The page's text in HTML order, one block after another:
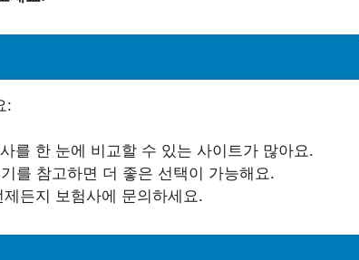
:
를 한 눈에 비교할 수 있는 사이트가 많아요.
를 참고하면 더 좋은 선택이 가능해요.
든지 보험사에 문의하세요.